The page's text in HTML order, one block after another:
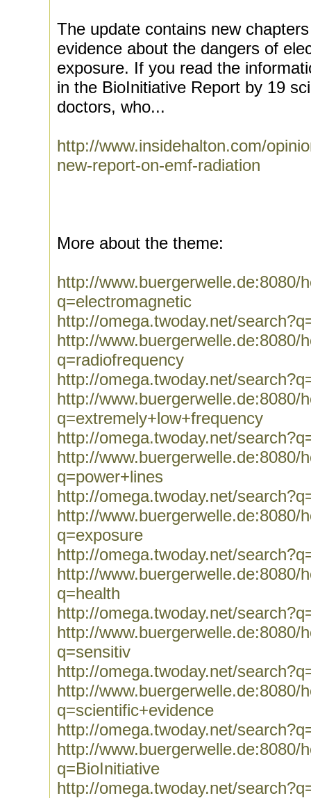
The update contains new
evidence about the dangers of
exposure. If you read the
in the BioInitiative Report by 19
doctors, who...
http://www.insidehalton.com/
new-report-on-emf-radiation
More about the theme:
http://www.buergerwelle.de:8080/
q=electromagnetic
http://omega.twoday.net/
http://www.buergerwelle.de:8080/
q=radiofrequency
http://omega.twoday.net/
http://www.buergerwelle.de:8080/
q=extremely+low+frequency
http://omega.twoday.net/
http://www.buergerwelle.de:8080/
q=power+lines
http://omega.twoday.net/
http://www.buergerwelle.de:8080/
q=exposure
http://omega.twoday.net/
http://www.buergerwelle.de:8080/
q=health
http://omega.twoday.net/
http://www.buergerwelle.de:8080/
q=sensitiv
http://omega.twoday.net/
http://www.buergerwelle.de:8080/
q=scientific+evidence
http://omega.twoday.net/
http://www.buergerwelle.de:8080/
q=BioInitiative
http://omega.twoday.net/